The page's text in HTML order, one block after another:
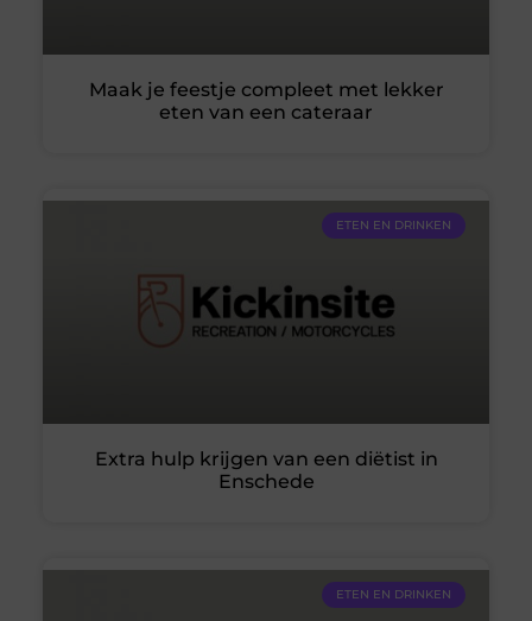
Maak je feestje compleet met lekker
eten van een cateraar
ETEN EN DRINKEN
Extra hulp krijgen van een diëtist in
Enschede
ETEN EN DRINKEN